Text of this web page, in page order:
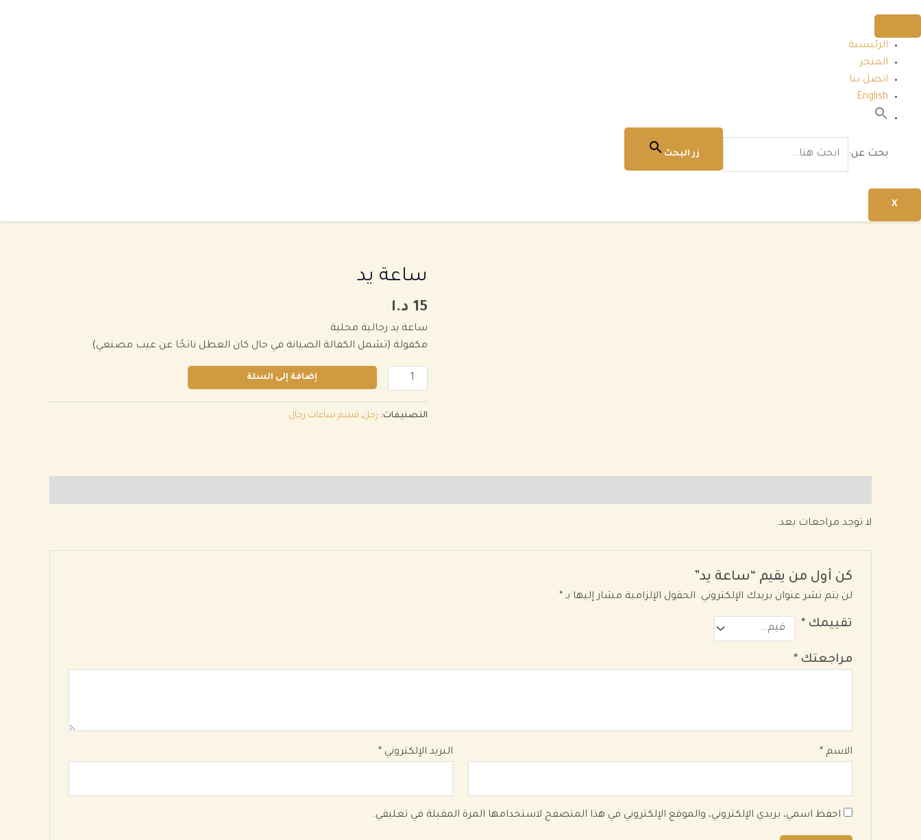
الرئيسية
المتجر
اتصل بنا
English
بحث عن: زر البحث
X
ساعة يد
15 د.ا
ساعة يد رجالية محلية
مكفولة (تشمل الكفالة الصيانة في حال كان العطل ناتجًا عن عيب مصنعي)
كمية
يد
إضافة إلى السلة
التصنيفات: رجل, قسم ساعات رجال
لا توجد مراجعات بعد.
كن أول من يقيم “ساعة يد”
لن يتم نشر عنوان بريدك الإلكتروني. الحقول الإلزامية مشار إليها بـ *
تقييمك *
مراجعتك *
الاسم * البريد الإلكتروني *
احفظ اسمي، بريدي الإلكتروني، والموقع الإلكتروني في هذا المتصفح لاستخدامها المرة المقبلة في تعليقي.